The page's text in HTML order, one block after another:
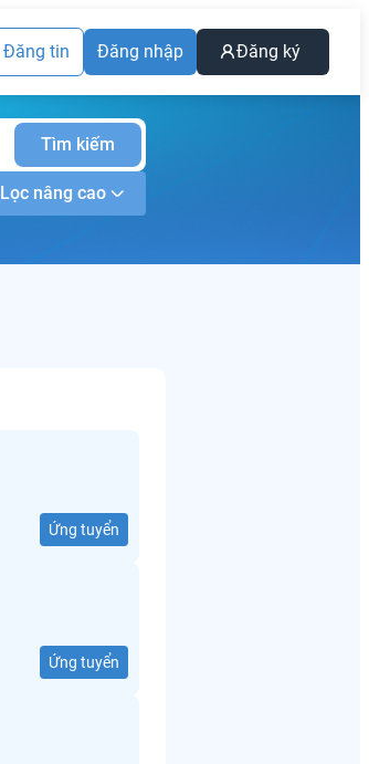
Đăng tin Đăng nhập Đăng ký
Tìm kiếm
Lọc nâng cao
Ứng tuyển
Ứng tuyển